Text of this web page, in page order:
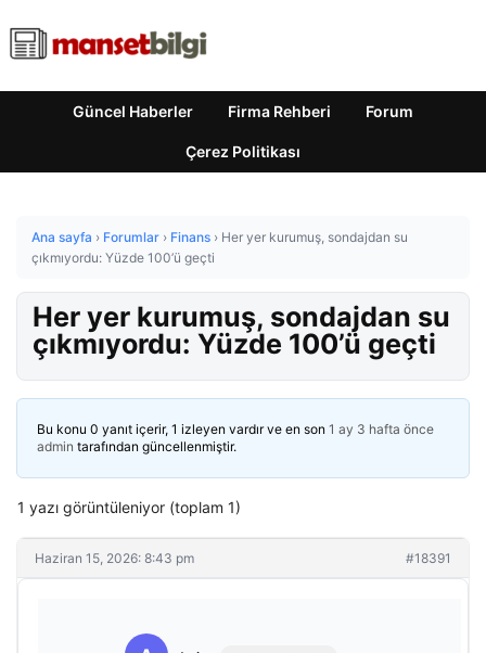
Güncel Haberler Firma Rehberi Forum
Çerez Politikası
Ana sayfa › Forumlar › Finans › Her yer kurumuş, sondajdan su
çıkmıyordu: Yüzde 100’ü geçti
Her yer kurumuş, sondajdan su
çıkmıyordu: Yüzde 100’ü geçti
Bu konu 0 yanıt içerir, 1 izleyen vardır ve en son 1 ay 3 hafta önce
admin tarafından güncellenmiştir.
1 yazı görüntüleniyor (toplam 1)
Haziran 15, 2026: 8:43 pm #18391